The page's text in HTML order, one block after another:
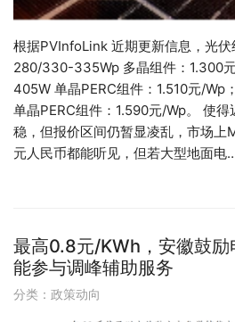
根据PVInfoLink 近期更新信息，光
280/330-335Wp 多晶组件：1.300
405W 单晶PERC组件：1.510元/
单晶PERC组件：1.590元/Wp。 使
稳，但报价区间仍暂显凌乱，市场上
元人民币都能听见，但若大型地面电
最高0.8元/KWh，安徽鼓励
能参与调峰辅助服务
分类： 政策动向